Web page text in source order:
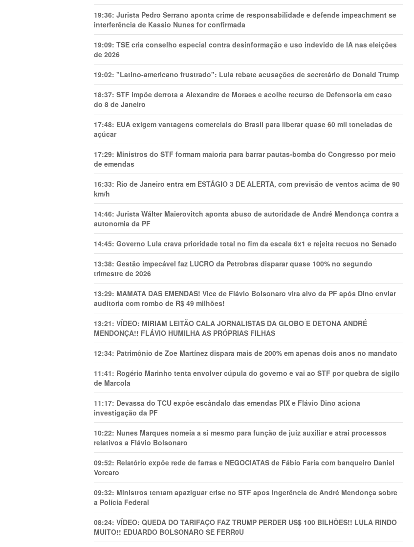
19:36: Jurista Pedro Serrano aponta crime de responsabilidade e defende impeachment se
interferência de Kassio Nunes for confirmada
19:09: TSE cria conselho especial contra desinformação e uso indevido de IA nas eleições
de 2026
19:02: "Latino-americano frustrado": Lula rebate acusações de secretário de Donald Trump
18:37: STF impõe derrota a Alexandre de Moraes e acolhe recurso de Defensoria em caso
do 8 de Janeiro
17:48: EUA exigem vantagens comerciais do Brasil para liberar quase 60 mil toneladas de
açúcar
17:29: Ministros do STF formam maioria para barrar pautas-bomba do Congresso por meio
de emendas
16:33: Rio de Janeiro entra em ESTÁGIO 3 DE ALERTA, com previsão de ventos acima de 90
km/h
14:46: Jurista Wálter Maierovitch aponta abuso de autoridade de André Mendonça contra a
autonomia da PF
14:45: Governo Lula crava prioridade total no fim da escala 6x1 e rejeita recuos no Senado
13:38: Gestão impecável faz LUCRO da Petrobras disparar quase 100% no segundo
trimestre de 2026
13:29: MAMATA DAS EMENDAS! Vice de Flávio Bolsonaro vira alvo da PF após Dino enviar
auditoria com rombo de R$ 49 milhões!
13:21: VÍDEO: MIRIAM LEITÃO CALA JORNALISTAS DA GLOBO E DETONA ANDRÉ
MENDONÇA!! FLÁVIO HUMILHA AS PRÓPRIAS FILHAS
12:34: Patrimônio de Zoe Martínez dispara mais de 200% em apenas dois anos no mandato
11:41: Rogério Marinho tenta envolver cúpula do governo e vai ao STF por quebra de sigilo
de Marcola
11:17: Devassa do TCU expõe escândalo das emendas PIX e Flávio Dino aciona
investigação da PF
10:22: Nunes Marques nomeia a si mesmo para função de juiz auxiliar e atrai processos
relativos a Flávio Bolsonaro
09:52: Relatório expõe rede de farras e NEGOCIATAS de Fábio Faria com banqueiro Daniel
Vorcaro
09:32: Ministros tentam apaziguar crise no STF apos ingerência de André Mendonça sobre
a Polícia Federal
08:24: VÍDEO: QUEDA DO TARIFAÇO FAZ TRUMP PERDER US$ 100 BILHÕES!! LULA RINDO
MUITO!! EDUARDO BOLSONARO SE FERR0U